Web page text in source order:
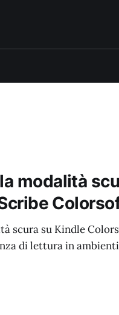
modalità
scura su Kindle
di lettura in